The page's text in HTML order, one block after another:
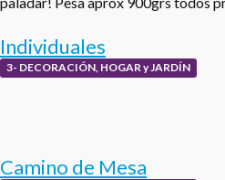
Individuales
3- DECORACIÓN, HOGAR y JARDÍN
Camino de Mesa